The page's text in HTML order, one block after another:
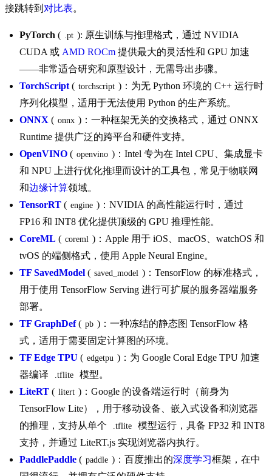
接跳转到 对比表。
PyTorch ( .pt ): 原生训练与推理格式，通过 NVIDIA
CUDA 或 AMD ROCm 提供最大的灵活性和 GPU 加速
——非常适合研究和原型设计，无需导出步骤。
TorchScript ( torchscript )：为无 Python 环境的 C++ 运行时
序列化模型，适用于无法使用 Python 的生产系统。
ONNX ( onnx )：一种框架无关的交换格式，通过 ONNX
Runtime 提供广泛的跨平台和硬件支持。
OpenVINO ( openvino )：Intel 专为在 Intel CPU、集成显卡
和 NPU 上进行优化推理而设计的工具包，常见于物联网
和边缘计算领域。
TensorRT ( engine )：NVIDIA 的高性能运行时，通过
FP16 和 INT8 优化提供顶级的 GPU 推理性能。
CoreML ( coreml )：Apple 用于 iOS、macOS、watchOS 和
tvOS 的端侧格式，使用 Apple Neural Engine。
TF SavedModel ( saved_model )：TensorFlow 的标准格式，
用于使用 TensorFlow Serving 进行可扩展的服务器端服务
部署。
TF GraphDef( pb )：一种冻结的静态图 TensorFlow 格
式，适用于需要固定计算图的环境。
TF Edge TPU ( edgetpu )：为 Google Coral Edge TPU 加速
器编译
.tflite
模型。
LiteRT ( litert )：Google 的设备端运行时（前身为
TensorFlow Lite），用于移动设备、嵌入式设备和浏览器
的推理，支持从单个
.tflite
模型运行，具备 FP32 和 INT8
支持，并通过 LiteRT.js 实现浏览器内执行。
PaddlePaddle ( paddle )：百度推出的深度学习框架，在中